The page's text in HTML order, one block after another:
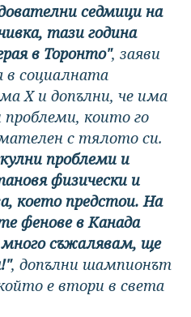
седмици на
тази година
в Торонто", заяви
в социалната
X и допълни, че има
проблеми, които го
с тялото си.
проблеми и
физически и
което предстои. На
фенове в Канада
съжалявам, ще
, допълни шампионът
е втори в света